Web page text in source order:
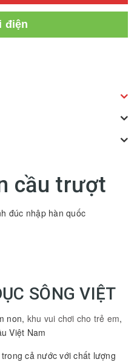
điện
cầu trượt
đúc nhập hàn quốc
SÔNG VIỆT
non, khu vui chơi cho trẻ em,
Việt Nam
cả nước với chất lượng